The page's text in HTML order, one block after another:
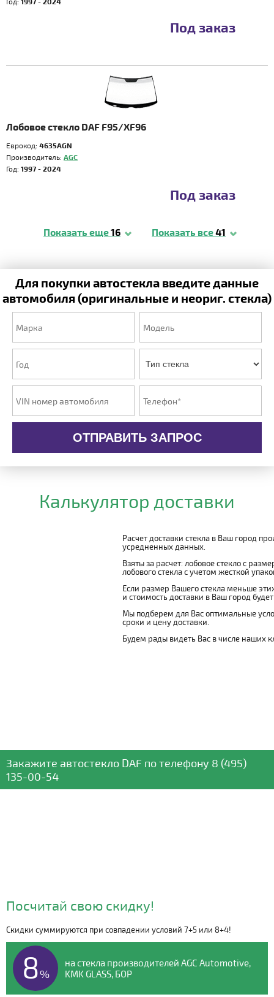
Под заказ
Лобовое стекло DAF F95/XF96
Еврокод: 4635AGN
Производитель: AGC
Год: 1997 - 2024
Под заказ
Показать еще16 Показать все41
Для покупки автостекла введите данные
автомобиля (оригинальные и неориг. стекла)
ОТПРАВИТЬ ЗАПРОС
Калькулятор доставки
Расчет доставки стекла в Ваш город
усредненных данных.
Взяты за расчет: лобовое стекло с
лобового стекла с учетом жесткой
Если размер Вашего стекла меньше
и стоимость доставки в Ваш город
Мы подберем для Вас оптимальные
сроки и цену доставки.
Будем рады видеть Вас в числе наших
Закажите автостекло DAF по телефону 8 (495)
135-00-54
Видео о компании
Посчитай свою скидку!
Скидки суммируются при совпадении условий 7+5 или 8+4!
8%
на стекла производителей AGC Automotive,
KMK GLASS, БОР